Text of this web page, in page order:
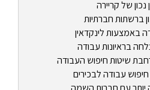
נכון של קריירה
ברשתות חברתיות
באמצעות לינקדאין
בראיונות עבודה
שיטות חיפוש העבודה
עבודה לבכירים